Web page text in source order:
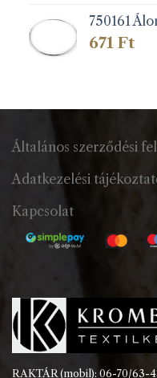
750161
671 Ft
Általános szerződési
Adatkezelési
Kapcsolat
RAKTÁR (mobil): 06-70/63-